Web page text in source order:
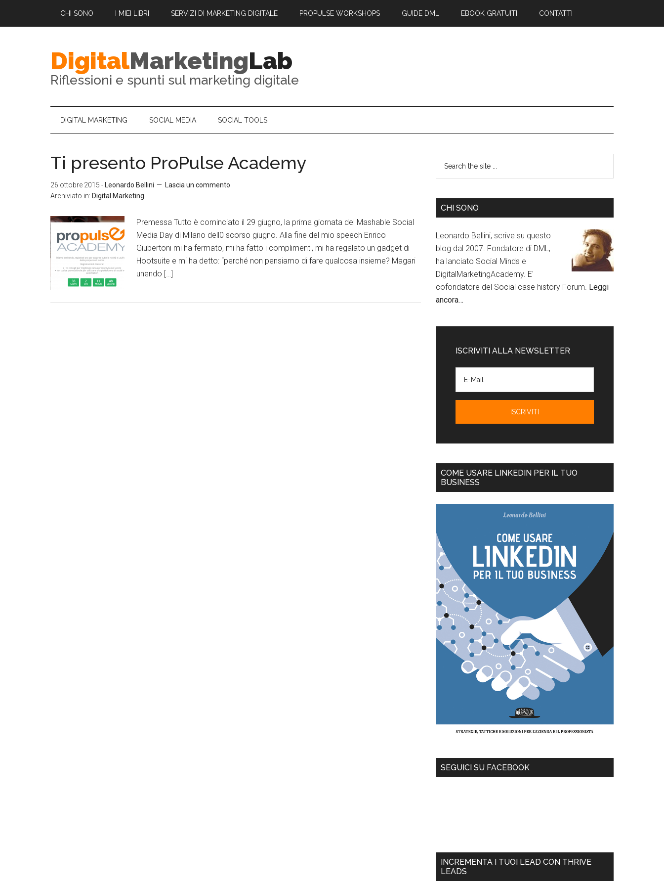
CHI SONO I MIEI LIBRI SERVIZI DI MARKETING DIGITALE PROPULSE WORKSHOPS GUIDE DML EBOOK GRATUITI CONTATTI
DigitalMarketingLab
Riflessioni e spunti sul marketing digitale
DIGITAL MARKETING SOCIAL MEDIA SOCIAL TOOLS
Ti presento ProPulse Academy
26 ottobre 2015 - Leonardo Bellini
Lascia un commento
Archiviato in: Digital Marketing
Premessa Tutto è cominciato il 29 giugno, la prima giornata del Mashable Social
Media Day di Milano dell0 scorso giugno. Alla fine del mio speech Enrico
Giubertoni mi ha fermato, mi ha fatto i complimenti, mi ha regalato un gadget di
Hootsuite e mi ha detto: “perché non pensiamo di fare qualcosa insieme? Magari
unendo […]
CHI SONO
Leonardo Bellini, scrive su questo
blog dal 2007. Fondatore di DML,
ha lanciato Social Minds e
DigitalMarketingAcademy. E'
cofondatore del Social case history Forum. Leggi
ancora…
ISCRIVITI ALLA NEWSLETTER
COME USARE LINKEDIN PER IL TUO
BUSINESS
SEGUICI SU FACEBOOK
INCREMENTA I TUOI LEAD CON THRIVE
LEADS